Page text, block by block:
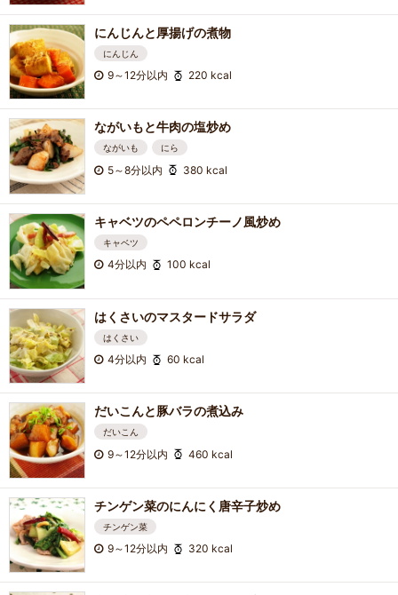
にんじんと厚揚げの煮物
にんじん
9～12分以内 220 kcal
ながいもと牛肉の塩炒め
ながいも にら
5～8分以内 380 kcal
キャベツのペペロンチーノ風炒め
キャベツ
4分以内 100 kcal
はくさいのマスタードサラダ
はくさい
4分以内 60 kcal
だいこんと豚バラの煮込み
だいこん
9～12分以内 460 kcal
チンゲン菜のにんにく唐辛子炒め
チンゲン菜
9～12分以内 320 kcal